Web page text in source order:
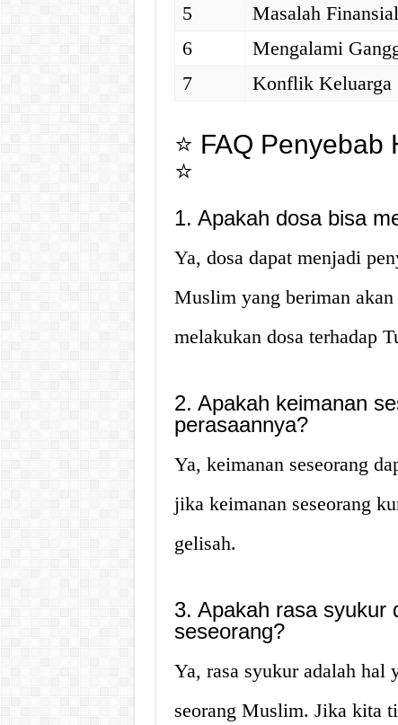
5
Masalah Finansial
6
Mengalami
7
Konflik Keluarga
⭐ FAQ
⭐
1. Apakah dosa bisa
Ya, dosa dapat menjadi
Muslim yang beriman
melakukan dosa terhadap
2. Apakah keimanan
perasaannya?
Ya, keimanan seseorang
jika keimanan seseorang
gelisah.
3. Apakah rasa syukur
seseorang?
Ya, rasa syukur adalah hal
seorang Muslim. Jika kita